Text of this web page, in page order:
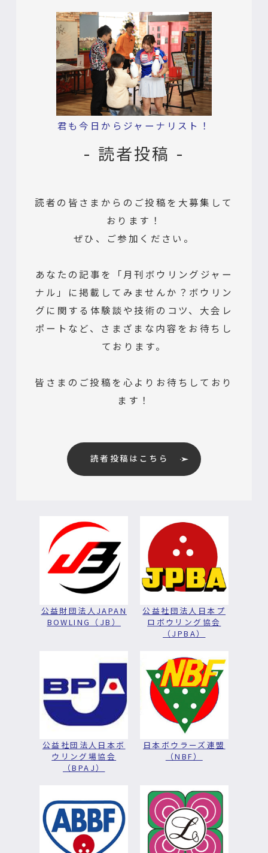
君も今日からジャーナリスト！
- 読者投稿 -
読者の皆さまからのご投稿を大募集して
おります！
ぜひ、ご参加ください。
あなたの記事を「月刊ボウリングジャー
ナル」に掲載してみませんか？ボウリン
グに関する体験談や技術のコツ、大会レ
ポートなど、さまざまな内容をお待ちし
ております。
皆さまのご投稿を心よりお待ちしており
ます！
読者投稿はこちら
公益財団法人JAPAN
BOWLING（JB）
公益社団法人日本プ
ロボウリング協会
（JPBA）
公益社団法人日本ボ
ウリング場協会
（BPAJ）
日本ボウラーズ連盟
（NBF）